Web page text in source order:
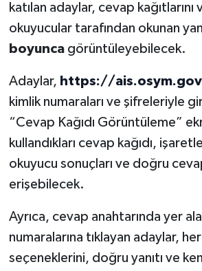
katılan adaylar, cevap
okuyucular tarafından okunan
boyuncagörüntüleyebilecek.
Adaylar, https://
kimlik numaraları ve şifreleriyle
“Cevap Kağıdı Görüntüleme”
kullandıkları cevap kağıdı,
okuyucu sonuçları ve doğru
erişebilecek.
Ayrıca, cevap anahtarında yer
numaralarına tıklayan adaylar,
seçeneklerini, doğru yanıtı ve